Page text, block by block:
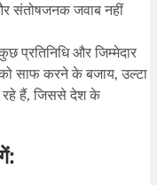
संतोषजनक जवाब नहीं
प्रतिनिधि और जिम्मेदार
साफ करने के बजाय, उल्टा
रहे हैं, जिससे देश के